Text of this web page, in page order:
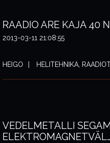
RAADIO ARE KAJA 40
2013-03-11 21:08:55
HEIGO HELITEHNIKA,
VEDELMETALLI